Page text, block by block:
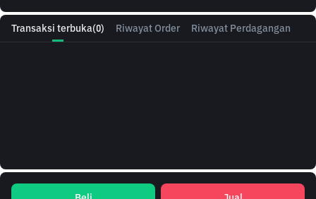
Transaksi terbuka(0) Riwayat Order Riwayat Perdagangan